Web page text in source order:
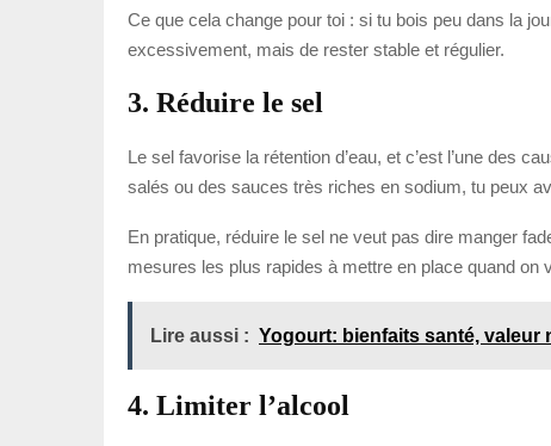
Ce que cela change pour toi : si tu bois peu dans la
excessivement, mais de rester stable et régulier.
3. Réduire le sel
Le sel favorise la rétention d’eau, et c’est l’une des
salés ou des sauces très riches en sodium, tu peux
En pratique, réduire le sel ne veut pas dire manger
mesures les plus rapides à mettre en place quand on
Lire aussi : Yogourt: bienfaits santé, valeur
4. Limiter l’alcool